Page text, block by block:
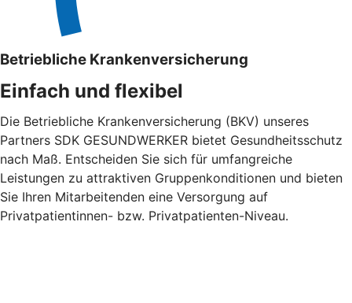
Betriebliche Krankenversicherung
Einfach und flexibel
Die Betriebliche Krankenversicherung (BKV) unseres
Partners SDK GESUNDWERKER bietet Gesundheitsschutz
nach Maß. Entscheiden Sie sich für umfangreiche
Leistungen zu attraktiven Gruppenkonditionen und bieten
Sie Ihren Mitarbeitenden eine Versorgung auf
Privatpatientinnen- bzw. Privatpatienten-Niveau.